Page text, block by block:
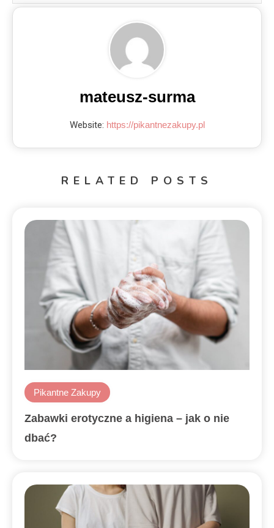
mateusz-surma
Website: https://pikantnezakupy.pl
RELATED POSTS
Pikantne Zakupy
Zabawki erotyczne a higiena – jak o nie
dbać?